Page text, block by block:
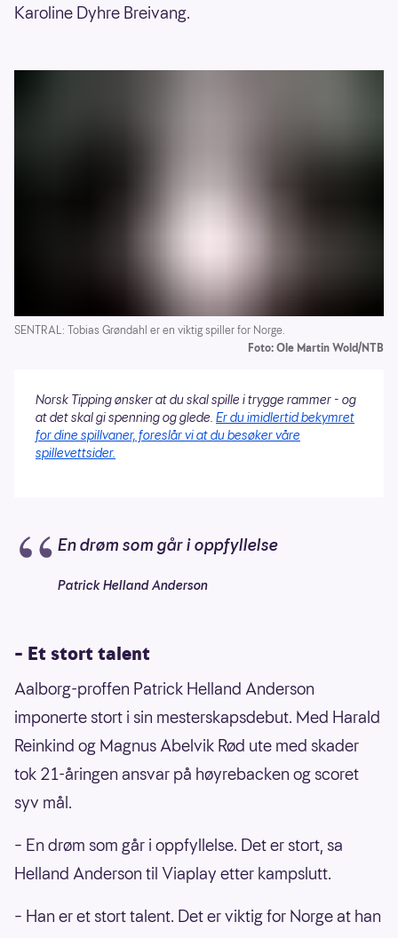
Karoline Dyhre Breivang.
SENTRAL: Tobias Grøndahl er en viktig spiller for Norge.
Foto: Ole Martin Wold/NTB
Norsk Tipping ønsker at du skal spille i trygge rammer - og
at det skal gi spenning og glede. Er du imidlertid bekymret
for dine spillvaner, foreslår vi at du besøker våre
spillevettsider.
En drøm som går i oppfyllelse
Patrick Helland Anderson
– Et stort talent
Aalborg-proffen Patrick Helland Anderson
imponerte stort i sin mesterskapsdebut. Med Harald
Reinkind og Magnus Abelvik Rød ute med skader
tok 21-åringen ansvar på høyrebacken og scoret
syv mål.
– En drøm som går i oppfyllelse. Det er stort, sa
Helland Anderson til Viaplay etter kampslutt.
– Han er et stort talent. Det er viktig for Norge at han